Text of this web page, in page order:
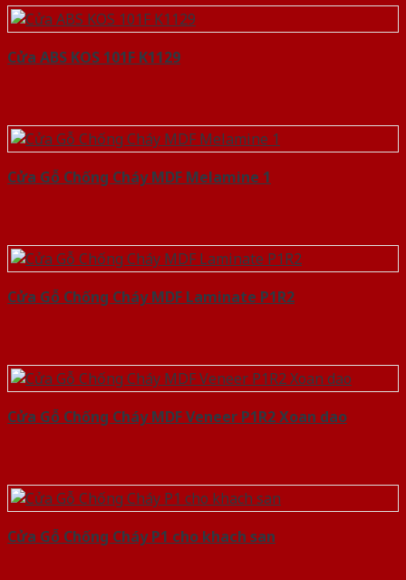
Cửa ABS KOS 101F K1129
Cửa Gỗ Chống Cháy MDF Melamine 1
Cửa Gỗ Chống Cháy MDF Laminate P1R2
Cửa Gỗ Chống Cháy MDF Veneer P1R2 Xoan dao
Cửa Gỗ Chống Cháy P1 cho khach san